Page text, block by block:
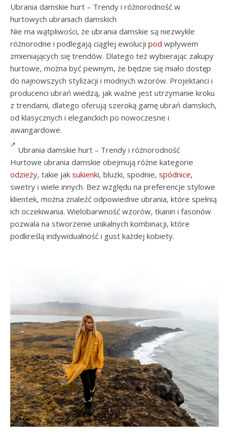
Ubrania damskie hurt – Trendy i różnorodność w
hurtowych ubraniach damskich
Nie ma wątpliwości, że ubrania damskie są niezwykle
różnorodne i podlegają ciągłej ewolucji pod wpływem
zmieniających się trendów. Dlatego też wybierając zakupy
hurtowe, można być pewnym, że będzie się miało dostęp
do najnowszych stylizacji i modnych wzorów. Projektanci i
producenci ubrań wiedzą, jak ważne jest utrzymanie kroku
z trendami, dlatego oferują szeroką gamę ubrań damskich,
od klasycznych i eleganckich po nowoczesne i
awangardowe.
Ubrania damskie hurt – Trendy i różnorodność
Hurtowe ubrania damskie obejmują różne kategorie
odzieży, takie jak sukienki, bluzki, spodnie, spódnice,
swetry i wiele innych. Bez względu na preferencje stylowe
klientek, można znaleźć odpowiednie ubrania, które spełnią
ich oczekiwania. Wielobarwność wzorów, tkanin i fasonów
pozwala na stworzenie unikalnych kombinacji, które
podkreślą indywidualność i gust każdej kobiety.